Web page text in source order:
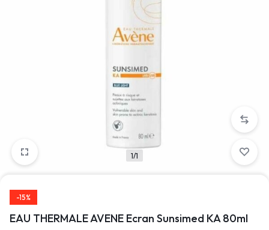
1/1
-15%
EAU THERMALE AVENE Ecran Sunsimed KA 80ml